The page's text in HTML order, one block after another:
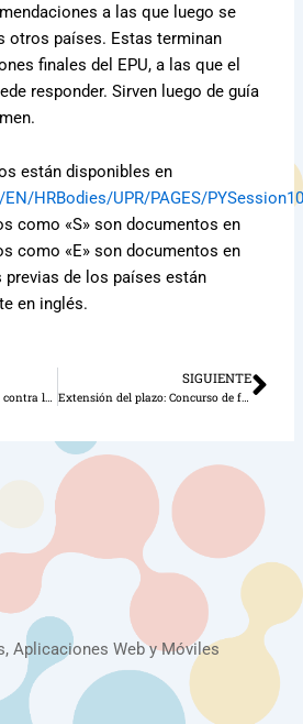
a las que luego se
otros países. Estas terminan
finales del EPU, a las que el
responder. Sirven luego de guía
están disponibles en
HRBodies/UPR/PAGES/
como «S» son documentos en
como «E» son documentos en
previas de los países están
en inglés.
En la mira de la violencia contra la niñez y la adolescencia
SIGUIENTE
Extensión del plazo: Concurso de fondos para investigaciones breves
Aplicaciones Web y Móviles